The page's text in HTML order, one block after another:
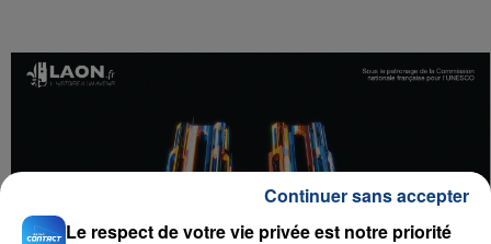
Le respect de votre vie privée est notre priorité
Continuer sans accepter